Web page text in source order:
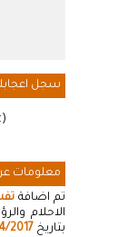
سجل
معلومات عن
تم اضافة
الاحلام
بتاريخ 2017